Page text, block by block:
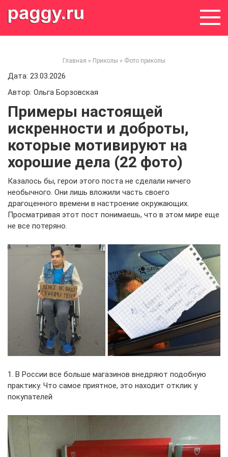
Главная » Приколы » Фото приколы
Дата: 23.03.2026
Автор: Ольга Борзовская
Примеры настоящей
искренности и доброты,
которые мотивируют на
хорошие дела (22 фото)
Казалось бы, герои этого поста не сделали ничего
необычного. Они лишь вложили часть своего
драгоценного времени в настроение окружающих.
Просматривая этот пост понимаешь, что в этом мире еще
не все потеряно.
1. В России все больше магазинов внедряют подобную
практику. Что самое приятное, это находит отклик у
покупателей